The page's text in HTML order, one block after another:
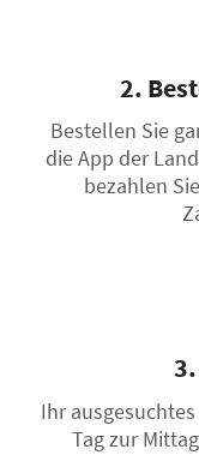
2.
Bestellen Sie
die App der
bezahlen
Ihr
Tag zur